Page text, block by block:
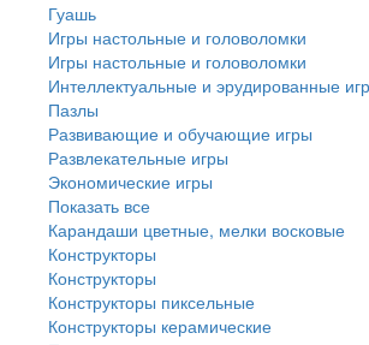
Гуашь
Игры настольные и головоломки
Игры настольные и головоломки
Интеллектуальные и эрудированные
Пазлы
Развивающие и обучающие игры
Развлекательные игры
Экономические игры
Показать все
Карандаши цветные, мелки восковые
Конструкторы
Конструкторы
Конструкторы пиксельные
Конструкторы керамические